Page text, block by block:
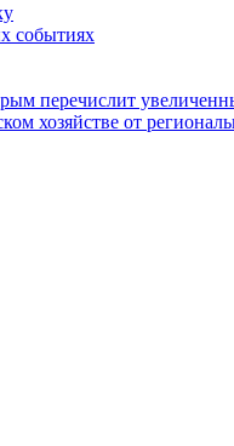
событиях
перечислит
хозяйстве от